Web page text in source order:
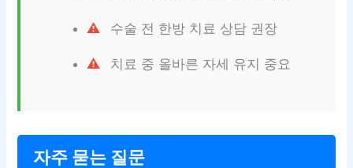
수술 전 한방 치료 상담 권장
치료 중 올바른 자세 유지 중요
자주 묻는 질문